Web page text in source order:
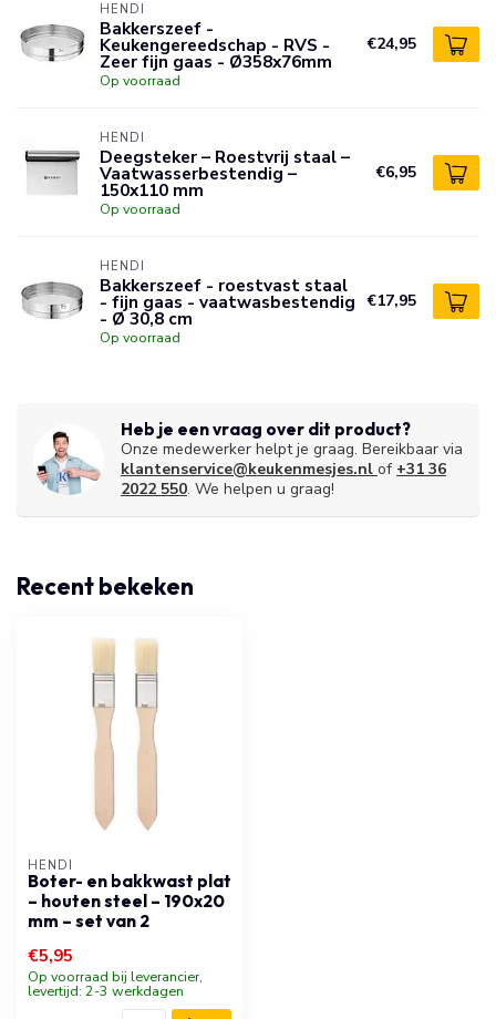
HENDI
Bakkerszeef -
Keukengereedschap - RVS -
Zeer fijn gaas - Ø358x76mm
Op voorraad
€24,95
HENDI
Deegsteker – Roestvrij staal –
Vaatwasserbestendig –
150x110 mm
Op voorraad
€6,95
HENDI
Bakkerszeef - roestvast staal
- fijn gaas - vaatwasbestendig
- Ø 30,8 cm
Op voorraad
€17,95
Heb je een vraag over dit product?
Onze medewerker helpt je graag. Bereikbaar via
klantenservice@keukenmesjes.nl of +31 36
2022 550. We helpen u graag!
Recent bekeken
HENDI
Boter- en bakkwast plat
– houten steel – 190x20
mm – set van 2
€5,95
Op voorraad bij leverancier,
levertijd: 2-3 werkdagen